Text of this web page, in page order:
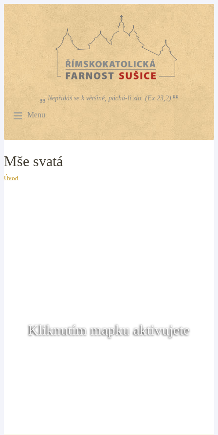
Nepřidáš se k většině, páchá-li zlo. (Ex 23,2)
Menu
Mše svatá
Úvod
Kliknutím mapku aktivujete